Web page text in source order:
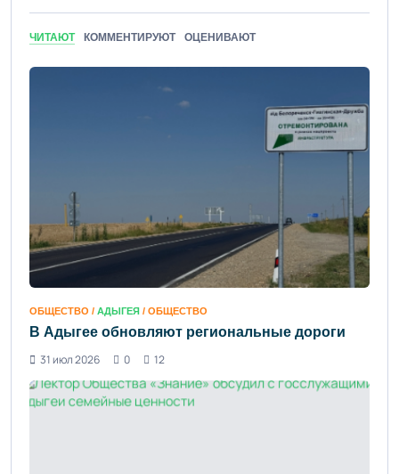
ЧИТАЮТ КОММЕНТИРУЮТ ОЦЕНИВАЮТ
ОБЩЕСТВО / АДЫГЕЯ / ОБЩЕСТВО
В Адыгее обновляют региональные дороги
31 июл 2026
0 12